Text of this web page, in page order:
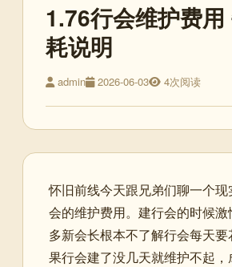
1.76行会维护费
耗说明
admin 2026-06-03 4次阅读
怀旧前线今天跟兄弟们聊一个
会的维护费用。建行会的时候
多新会长根本不了解行会每天
果行会建了没几天就维护不起